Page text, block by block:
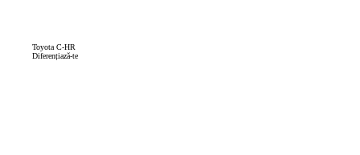
Toyota C-HR
Diferențiază-te